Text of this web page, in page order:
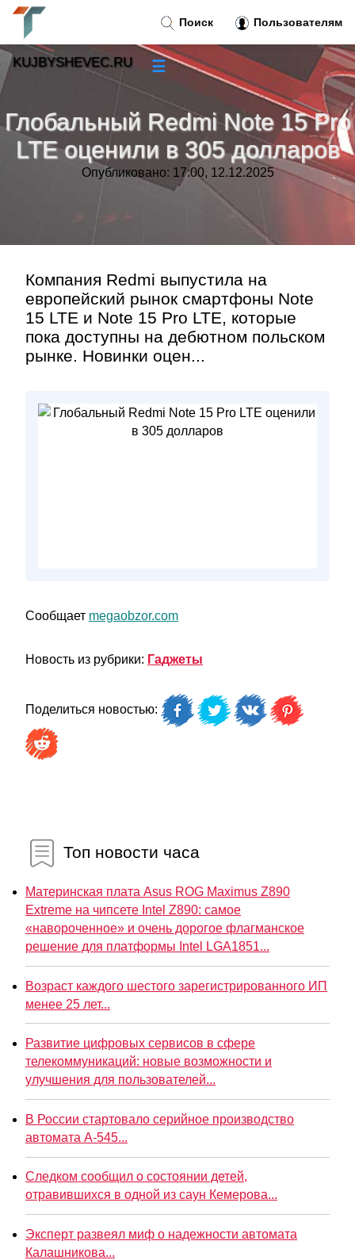
Глобальный Redmi Note 15 Pro
LTE оценили в 305 долларов
Опубликовано: 17:00, 12.12.2025
Компания Redmi выпустила на
европейский рынок смартфоны Note
15 LTE и Note 15 Pro LTE, которые
пока доступны на дебютном польском
рынке. Новинки оцен...
Сообщает megaobzor.com
Новость из рубрики: Гаджеты
Поделиться новостью:
Топ новости часа
Материнская плата Asus ROG Maximus Z890
Extreme на чипсете Intel Z890: самое
«навороченное» и очень дорогое флагманское
решение для платформы Intel LGA1851...
Возраст каждого шестого зарегистрированного ИП
менее 25 лет...
Развитие цифровых сервисов в сфере
телекоммуникаций: новые возможности и
улучшения для пользователей...
В России стартовало серийное производство
автомата А-545...
Следком сообщил о состоянии детей,
отравившихся в одной из саун Кемерова...
Эксперт развеял миф о надежности автомата
Калашникова...
Поиск Пользователям
KUJBYSHEVEC.RU ☰
»
Тренды новостей »
»
Контакт»